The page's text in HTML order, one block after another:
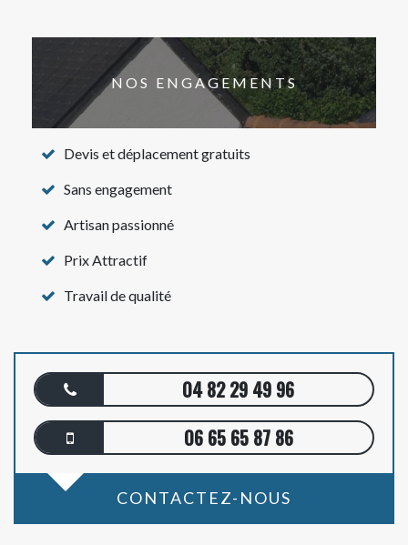
NOS ENGAGEMENTS
Devis et déplacement gratuits
Sans engagement
Artisan passionné
Prix Attractif
Travail de qualité
04 82 29 49 96
06 65 65 87 86
CONTACTEZ-NOUS